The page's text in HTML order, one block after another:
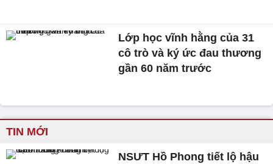
Lớp học vĩnh hằng của 31
cô trò và ký ức đau thương
gần 60 năm trước
TIN MỚI
NSƯT Hồ Phong tiết lộ hậu